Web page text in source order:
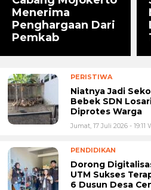
Menerima
Penghargaan Dari
Pemkab
PERISTIWA
Niatnya Jadi
Bebek SDN
Diprotes Warga
Jumat, 17 Juli 2026 - 19:11
PENDIDIKAN
Dorong
UTM Sukses
6 Dusun Desa